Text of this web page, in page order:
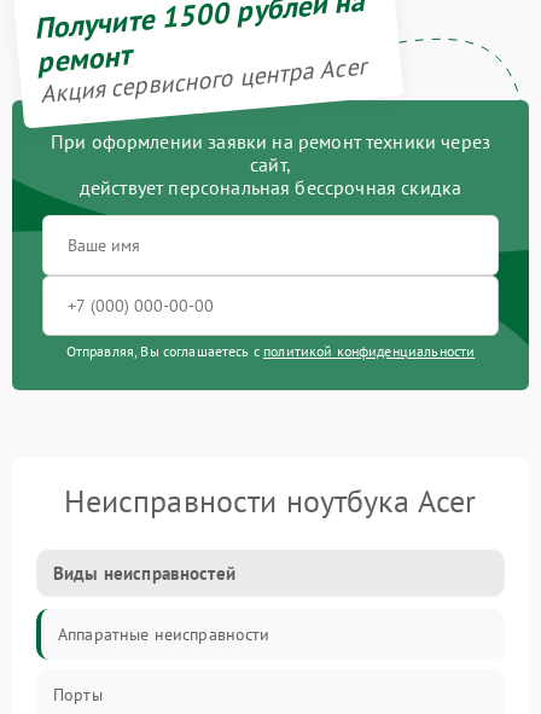
Получите 1500 рублей на
ремонт
Акция сервисного центра Acer
При оформлении заявки на ремонт техники через
сайт,
действует персональная бессрочная скидка
Отправляя, Вы соглашаетесь с политикой конфиденциальности
Неисправности ноутбука Acer
Виды неисправностей
Аппаратные неисправности
Порты